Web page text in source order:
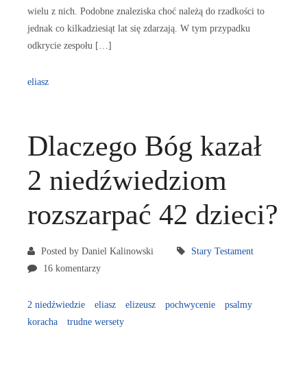
wielu z nich. Podobne znaleziska choć należą do rzadkości to
jednak co kilkadziesiąt lat się zdarzają. W tym przypadku
odkrycie zespołu […]
eliasz
Dlaczego Bóg kazał
2 niedźwiedziom
rozszarpać 42 dzieci?
Posted by Daniel Kalinowski
Stary Testament
16 komentarzy
2 niedźwiedzie eliasz elizeusz pochwycenie
psalmy
koracha
trudne wersety